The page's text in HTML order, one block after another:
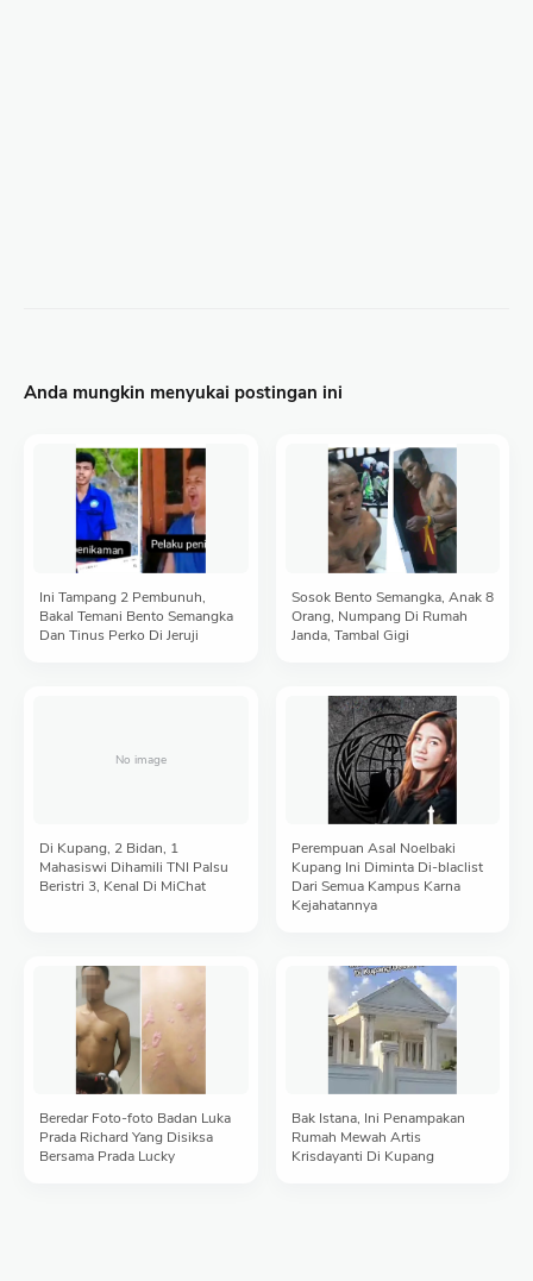
Anda mungkin menyukai postingan ini
Ini Tampang 2 Pembunuh,
Bakal Temani Bento Semangka
Dan Tinus Perko Di Jeruji
Sosok Bento Semangka, Anak 8
Orang, Numpang Di Rumah
Janda, Tambal Gigi
Di Kupang, 2 Bidan, 1
Mahasiswi Dihamili TNI Palsu
Beristri 3, Kenal Di MiChat
Perempuan Asal Noelbaki
Kupang Ini Diminta Di-blaclist
Dari Semua Kampus Karna
Kejahatannya
Beredar Foto-foto Badan Luka
Prada Richard Yang Disiksa
Bersama Prada Lucky
Bak Istana, Ini Penampakan
Rumah Mewah Artis
Krisdayanti Di Kupang